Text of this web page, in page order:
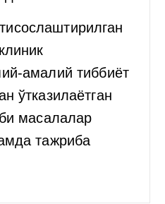
амалий тиббиёт
ўтказилаётган
масалалар
тажриба